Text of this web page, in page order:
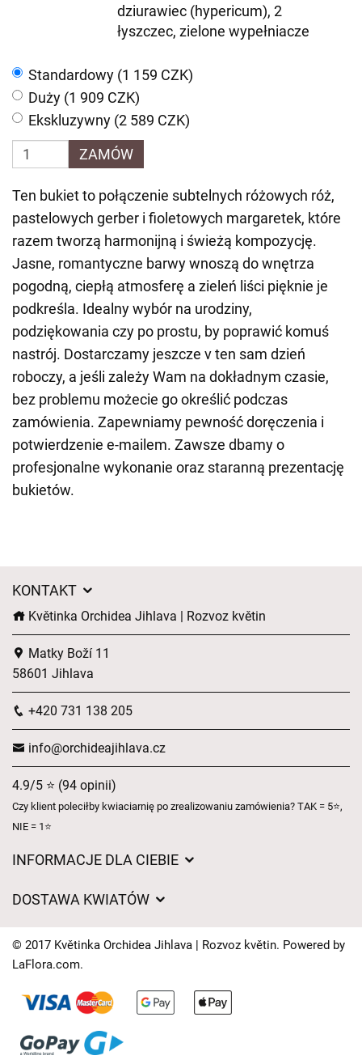
dziurawiec (hypericum), 2
łyszczec, zielone wypełniacze
Standardowy (1 159 CZK)
Duży (1 909 CZK)
Ekskluzywny (2 589 CZK)
ZAMÓW
Ten bukiet to połączenie subtelnych różowych róż,
pastelowych gerber i fioletowych margaretek, które
razem tworzą harmonijną i świeżą kompozycję.
Jasne, romantyczne barwy wnoszą do wnętrza
pogodną, ciepłą atmosferę a zieleń liści pięknie je
podkreśla. Idealny wybór na urodziny,
podziękowania czy po prostu, by poprawić komuś
nastrój. Dostarczamy jeszcze v ten sam dzień
roboczy, a jeśli zależy Wam na dokładnym czasie,
bez problemu możecie go określić podczas
zamówienia. Zapewniamy pewność doręczenia i
potwierdzenie e-mailem. Zawsze dbamy o
profesjonalne wykonanie oraz staranną prezentację
bukietów.
KONTAKT
Květinka Orchidea Jihlava | Rozvoz květin
Matky Boží 11
58601 Jihlava
+420 731 138 205
info@orchideajihlava.cz
4.9/5 ⭐ (94 opinii)
Czy klient poleciłby kwiaciarnię po zrealizowaniu zamówienia? TAK = 5⭐,
NIE = 1⭐
INFORMACJE DLA CIEBIE
Czasy dostawy kwiatów – przegląd możliwości
DOSTAWA KWIATÓW
Gdzie dostarczamy kwiaty
Kontakt
© 2017 Květinka Orchidea Jihlava | Rozvoz květin. Powered by
LaFlora.com.